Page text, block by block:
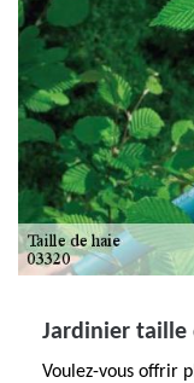
Jardinier taille
Voulez-vous offrir